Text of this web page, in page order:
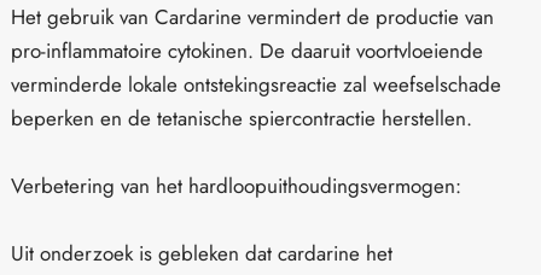
Het gebruik van Cardarine vermindert de productie van
pro-inflammatoire cytokinen. De daaruit voortvloeiende
verminderde lokale ontstekingsreactie zal weefselschade
beperken en de tetanische spiercontractie herstellen.
Verbetering van het hardloopuithoudingsvermogen:
Uit onderzoek is gebleken dat cardarine het